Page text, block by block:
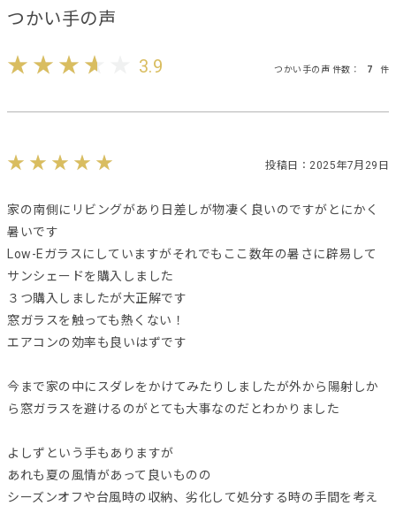
つかい手の声
3.9 つかい手の声 件数： 7 件
投稿日：2025年7月29日
家の南側にリビングがあり日差しが物凄く良いのですがとにかく
暑いです
Low-Eガラスにしていますがそれでもここ数年の暑さに辟易して
サンシェードを購入しました
３つ購入しましたが大正解です
窓ガラスを触っても熱くない！
エアコンの効率も良いはずです
今まで家の中にスダレをかけてみたりしましたが外から陽射しか
ら窓ガラスを避けるのがとても大事なのだとわかりました
よしずという手もありますが
あれも夏の風情があって良いものの
シーズンオフや台風時の収納、劣化して処分する時の手間を考え